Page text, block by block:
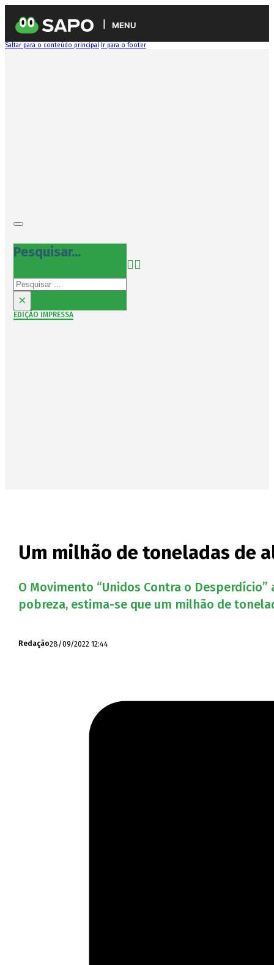
MENU
Saltar para o conteúdo principal Ir para o footer
Pesquisar...
Pesquisar
×
EDIÇÃO IMPRESSA
Um milhão de toneladas de
O Movimento “Unidos Contra o
pobreza, estima-se que um milhão de
Redação28/09/2022 12:44